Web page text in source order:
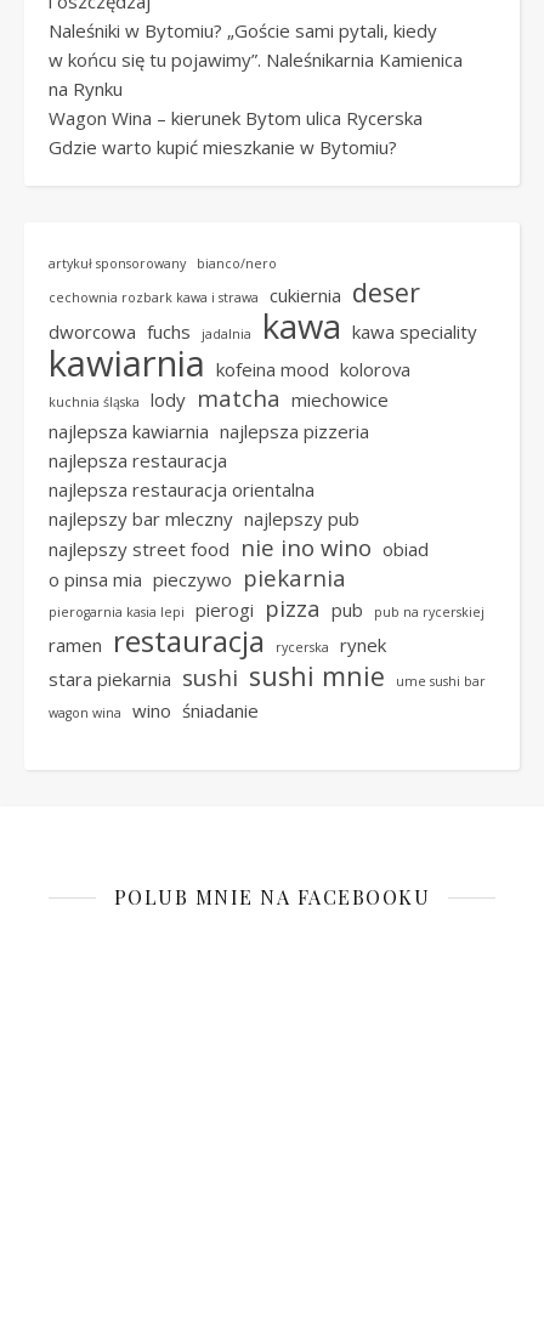
Naleśniki w Bytomiu? „Goście sami pytali, kiedy
w końcu się tu pojawimy”. Naleśnikarnia Kamienica
na Rynku
Wagon Wina – kierunek Bytom ulica Rycerska
Gdzie warto kupić mieszkanie w Bytomiu?
artykuł sponsorowany
bianco/nero
cechownia rozbark kawa i strawa
cukiernia deser
dworcowa fuchs jadalnia kawa kawa speciality
kawiarnia kofeina mood kolorova
kuchnia śląska lody matcha miechowice
najlepsza kawiarnia najlepsza pizzeria
najlepsza restauracja
najlepsza restauracja orientalna
najlepszy bar mleczny najlepszy pub
najlepszy street food nie ino wino obiad
o pinsa mia pieczywo piekarnia
pierogarnia kasia lepi pierogi pizza pub pub na rycerskiej
ramen restauracja rycerska
rynek
stara piekarnia sushi sushi mnie
ume sushi bar
wagon wina
wino śniadanie
POLUB MNIE NA FACEBOOKU